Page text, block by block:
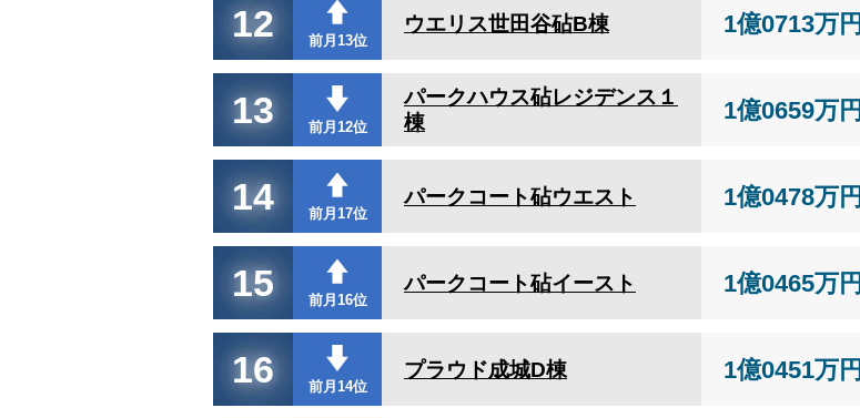
12 前月13位
ウエリス世田谷砧B棟 1億0713万円
13 前月12位
パークハウス砧レジデンス１
棟
1億0659万円
14 前月17位
パークコート砧ウエスト 1億0478万円
15 前月16位
パークコート砧イースト 1億0465万円
16 前月14位
プラウド成城D棟 1億0451万円